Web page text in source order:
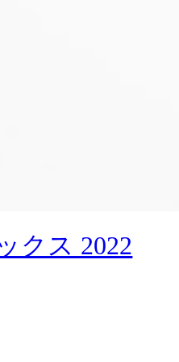
クス 2022